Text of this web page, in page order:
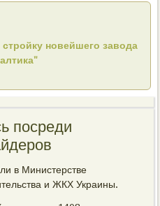
новейшего завода
посреди
в Министерстве
и ЖКХ Украины.